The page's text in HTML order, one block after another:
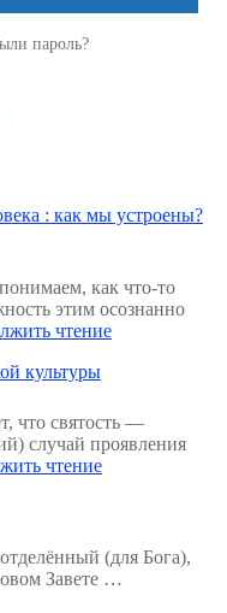
пароль?
: как мы устроены?
как что-то
этим осознанно
чтение
как
мы
культуры
что святость —
случай проявления
чтение"Святость
культуры"
(для Бога),
Завете …